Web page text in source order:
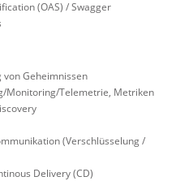
(OAS) / Swagger
von Geheimnissen
Monitoring/Telemetrie, Metriken
(Verschlüsselung /
Delivery (CD)